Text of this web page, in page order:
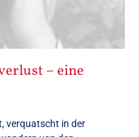
– eine
verquatscht in der